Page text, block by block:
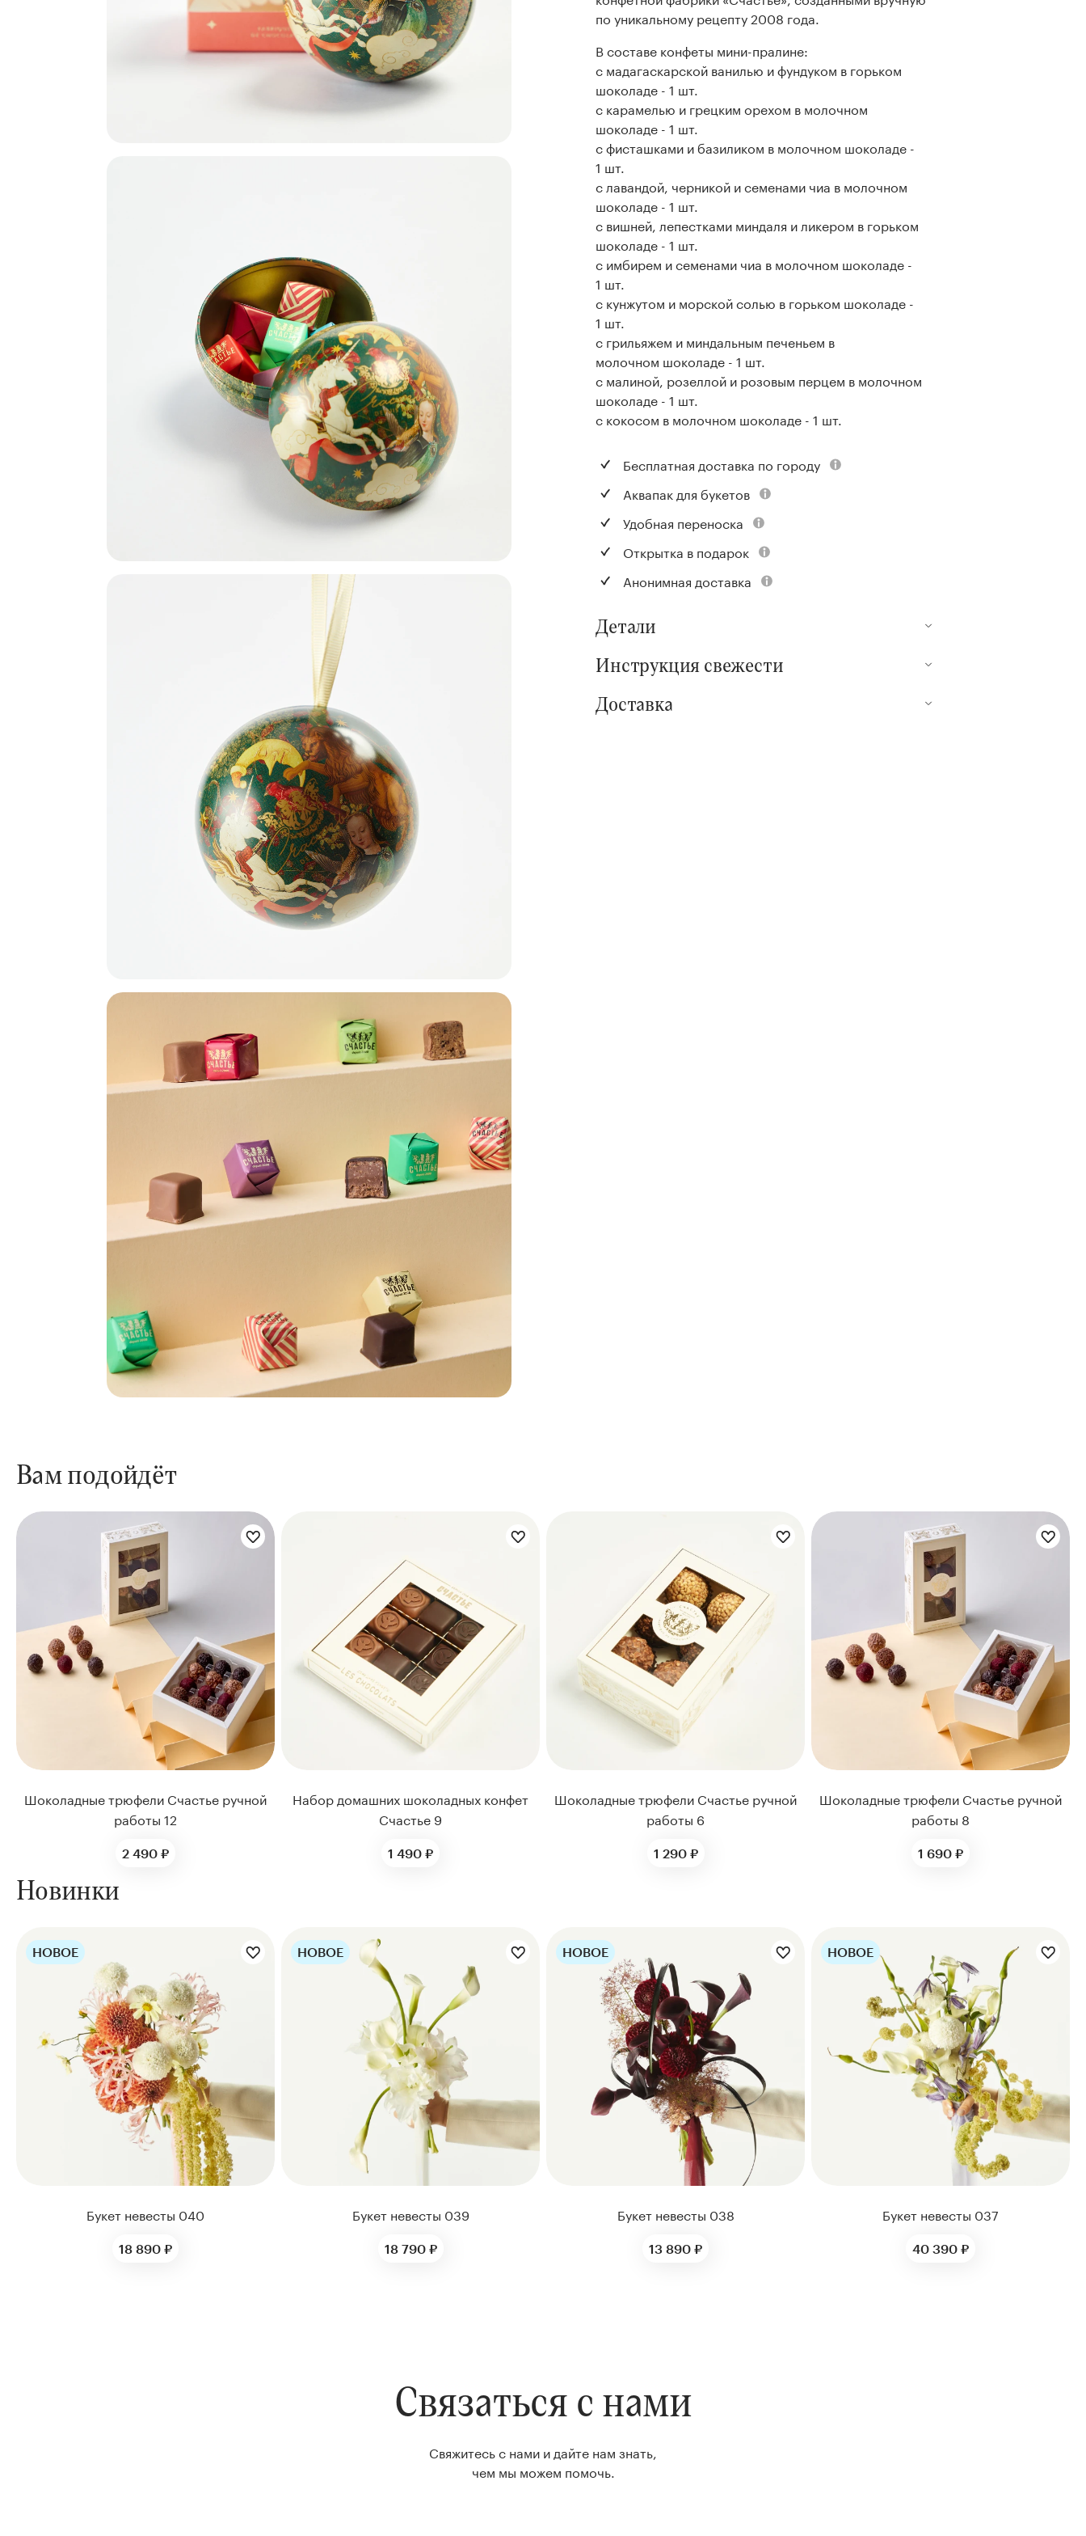
по уникальному рецепту 2008 года.
В составе конфеты мини-пралине:
с мадагаскарской ванилью и фундуком в горьком
шоколаде - 1 шт.
с карамелью и грецким орехом в молочном
шоколаде - 1 шт.
с фисташками и базиликом в молочном шоколаде -
1 шт.
с лавандой, черникой и семенами чиа в молочном
шоколаде - 1 шт.
с вишней, лепестками миндаля и ликером в горьком
шоколаде - 1 шт.
с имбирем и семенами чиа в молочном шоколаде -
1 шт.
с кунжутом и морской солью в горьком шоколаде -
1 шт.
с грильяжем и миндальным печеньем в
молочном шоколаде - 1 шт.
с малиной, розеллой и розовым перцем в молочном
шоколаде - 1 шт.
с кокосом в молочном шоколаде - 1 шт.
Бесплатная доставка по городу
Аквапак для букетов
Удобная переноска
Открытка в подарок
Анонимная доставка
Детали
Инструкция свежести
Доставка
Вам подойдёт
Шоколадные трюфели Счастье ручной
работы 12
2 490 ₽
Набор домашних шоколадных конфет
Счастье 9
1 490 ₽
Шоколадные трюфели Счастье ручной
работы 6
1 290 ₽
Шоколадные трюфели Счастье ручной
работы 8
1 690 ₽
Новинки
Цветы букета:
НОВОЕ
Букет невесты 040
18 890 ₽
Цветы букета:
НОВОЕ
Букет невесты 039
18 790 ₽
Цветы букета:
НОВОЕ
Букет невесты 038
13 890 ₽
Цветы букета:
НОВОЕ
Букет невесты 037
40 390 ₽
Связаться с нами
Свяжитесь с нами и дайте нам знать,
чем мы можем помочь.